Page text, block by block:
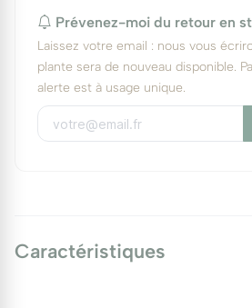
Prévenez-moi du retour en
Laissez votre email : nous vous
plante sera de nouveau disponible.
alerte est à usage unique.
Caractéristiques